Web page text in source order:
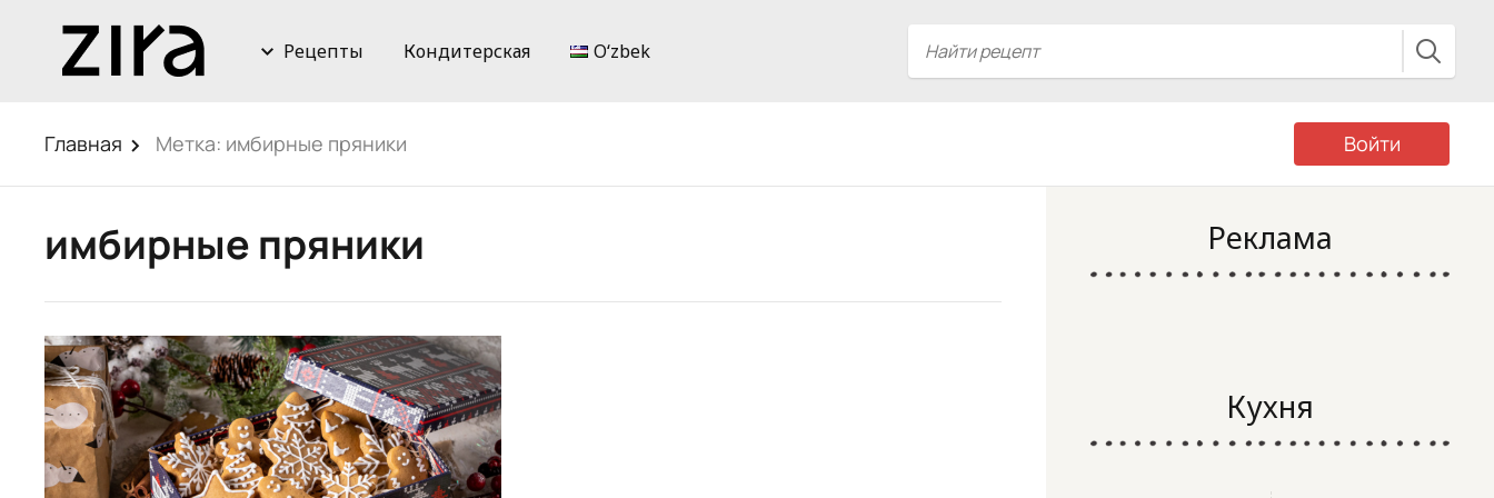
Рецепты Кондитерская Oʻzbek
Главная Метка: имбирные пряники Войти
имбирные пряники Реклама
Кухня